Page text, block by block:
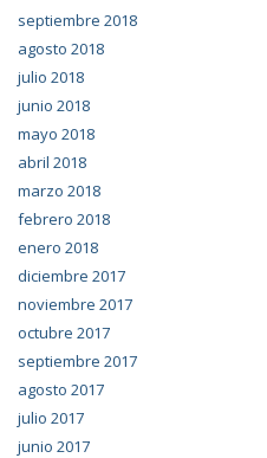
septiembre 2018
agosto 2018
julio 2018
junio 2018
mayo 2018
abril 2018
marzo 2018
febrero 2018
enero 2018
diciembre 2017
noviembre 2017
octubre 2017
septiembre 2017
agosto 2017
julio 2017
junio 2017